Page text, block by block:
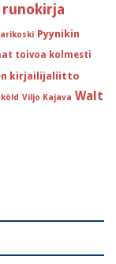
runokirja
Pyynikin
toivoa kolmesti
kirjailijaliitto
Viljo Kajava Walt